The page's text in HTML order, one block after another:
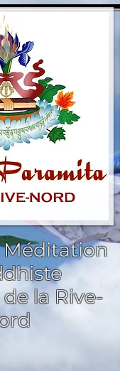
Méditation
la Rive-